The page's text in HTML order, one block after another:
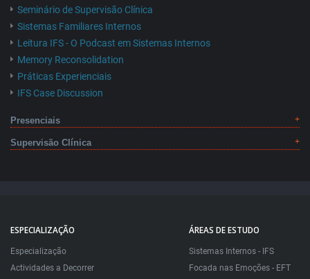
Seminário de Supervisão Clínica
Sistemas Familiares Internos
Leitura IFS - O Podcast em Sistemas Internos
Memory Reconsolidation
Práticas Experienciais
IFS Case Discussion
Presenciais
Supervisão Clínica
ESPECIALIZAÇÃO
Especialização
Actividades a Decorrer
ÁREAS DE ESTUDO
Sistemas Internos - IFS
Focada nas Emoções - EFT